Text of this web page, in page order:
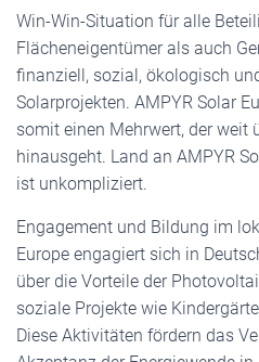
Win-Win-Situation für alle
Flächeneigentümer als auch
finanziell, sozial, ökologisch
Solarprojekten. AMPYR Solar
somit einen Mehrwert, der weit
hinausgeht. Land an AMPYR
ist unkompliziert.
Engagement und Bildung im
Europe engagiert sich in
über die Vorteile der
soziale Projekte wie
Diese Aktivitäten fördern das